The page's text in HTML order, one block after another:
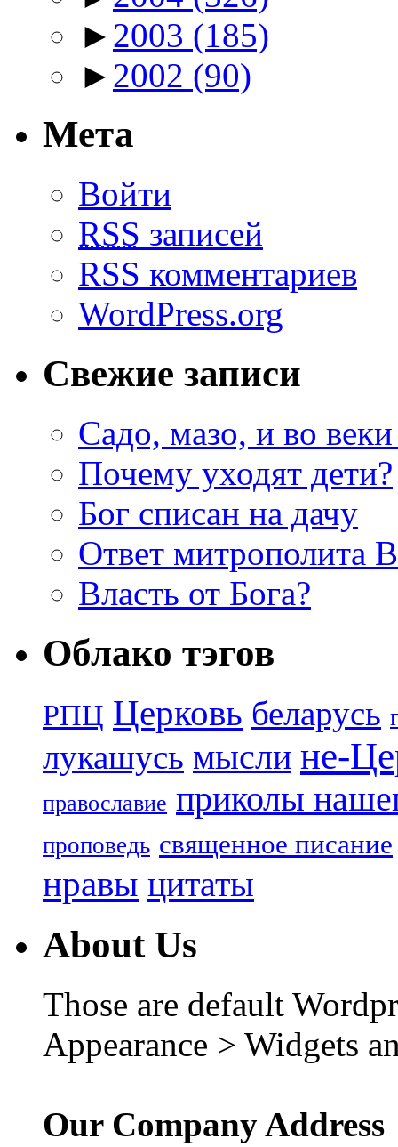
► 2003 (185)
► 2002 (90)
Мета
Войти
RSS записей
RSS комментариев
WordPress.org
Свежие записи
Садо, мазо, и во веки
Почему уходят дети?
Бог списан на дачу
Ответ митрополита
Власть от Бога?
Облако тэгов
РПЦ Церковь беларусь
лукашусь мысли не-
православие приколы
проповедь священное писание
нравы цитаты
About Us
Those are default
Appearance > Widgets
Our Company Address